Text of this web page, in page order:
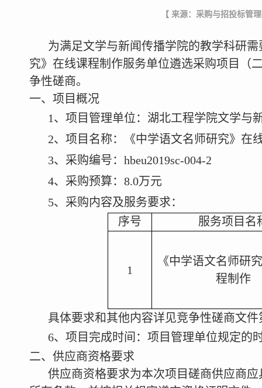
【 来源：采购与招投标管
为满足文学与新闻传播学院的教学科研
究》在线课程制作服务单位遴选采购项目（
争性磋商。
一、项目概况
1、项目管理单位：湖北工程学院文学与
2、项目名称：《中学语文名师研究》在
3、采购编号： hbeu2019sc-004-2
4、采购预算： 8.0万元
5、采购内容及服务要求：
序号
服务项目名
1
《中学语文名师研
程制作
具体要求和其他内容详见竞争性磋商文件
6、项目完成时间：项目管理单位规定的
二、供应商资格要求
供应商资格要求为本次项目磋商供应商